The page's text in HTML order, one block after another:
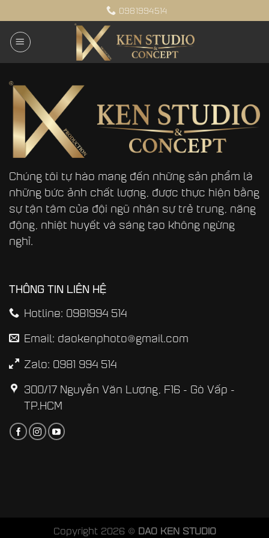
qua
nội
dung
0981994514
Chúng tôi tự hào mang đến những sản phẩm là
những bức ảnh chất lượng, được thực hiện bằng
sự tận tâm của đội ngũ nhân sự trẻ trung, năng
động, nhiệt huyết và sáng tạo không ngừng
nghỉ.
THÔNG TIN LIÊN HỆ
Hotline: 0981994 514
Email: daokenphoto@gmail.com
Zalo: 0981 994 514
300/17 Nguyễn Văn Lượng, F16 - Gò Vấp -
TP.HCM
Copyright 2026 © DAO KEN STUDIO